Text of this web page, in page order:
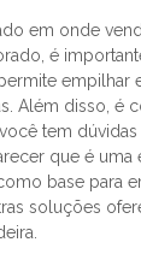
em onde
é
empilhar
Além disso, é
tem
que é uma
base para
soluções